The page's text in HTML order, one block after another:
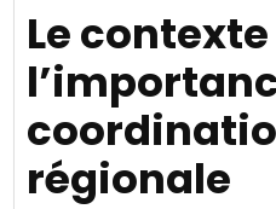
Le
régionale